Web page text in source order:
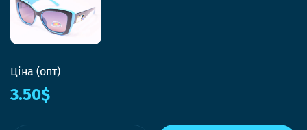
Ціна (опт)
3.50$